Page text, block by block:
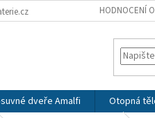
HODNOCENÍ
dveře Amalfi Otopná